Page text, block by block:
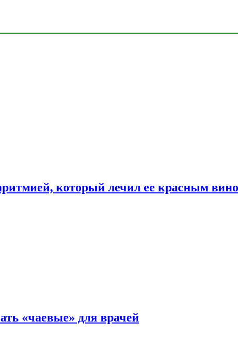
который лечил ее красным
«чаевые» для врачей